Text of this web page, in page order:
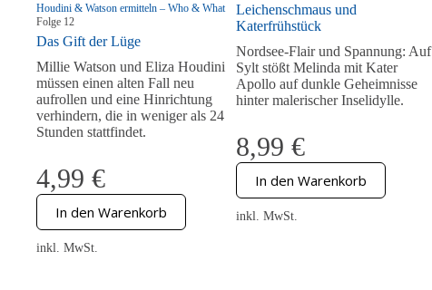
Houdini & Watson ermitteln – Who & What
Folge 12
Das Gift der Lüge
Millie Watson und Eliza Houdini
müssen einen alten Fall neu
aufrollen und eine Hinrichtung
verhindern, die in weniger als 24
Stunden stattfindet.
4,99 €
In den Warenkorb
inkl. MwSt.
Leichenschmaus und
Katerfrühstück
Nordsee-Flair und Spannung: Auf
Sylt stößt Melinda mit Kater
Apollo auf dunkle Geheimnisse
hinter malerischer Inselidylle.
8,99 €
In den Warenkorb
inkl. MwSt.